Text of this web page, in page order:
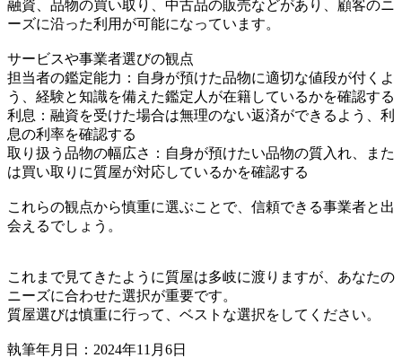
融資、品物の買い取り、中古品の販売などがあり、顧客のニ
ーズに沿った利用が可能になっています。
サービスや事業者選びの観点
担当者の鑑定能力：自身が預けた品物に適切な値段が付くよ
う、経験と知識を備えた鑑定人が在籍しているかを確認する
利息：融資を受けた場合は無理のない返済ができるよう、利
息の利率を確認する
取り扱う品物の幅広さ：自身が預けたい品物の質入れ、また
は買い取りに質屋が対応しているかを確認する
これらの観点から慎重に選ぶことで、信頼できる事業者と出
会えるでしょう。
これまで見てきたように質屋は多岐に渡りますが、あなたの
ニーズに合わせた選択が重要です。
質屋選びは慎重に行って、ベストな選択をしてください。
執筆年月日：2024年11月6日